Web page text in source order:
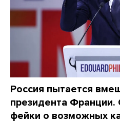
Россия пытается
президента Франции.
фейки о возможных